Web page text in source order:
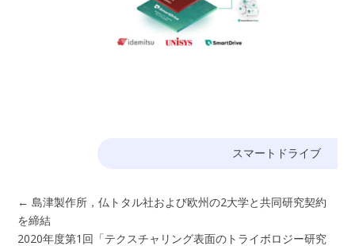
スマートドライブ
←島津製作所，仏トタル社および欧州の2⼤学と共同研究契約
を締結
2020年度第1回「テクスチャリング表面のトライボロジー研究